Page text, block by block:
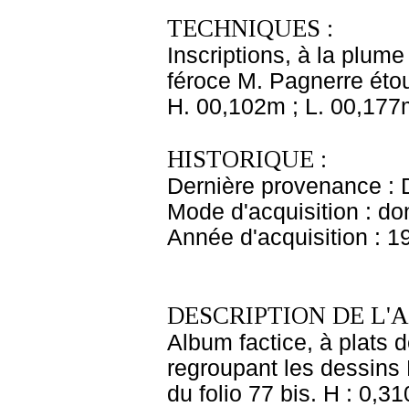
TECHNIQUES :
Inscriptions, à la
féroce M. Pagnerre
H. 00,102m ; L.
HISTORIQUE :
Dernière provenance :
Mode d'acquisition :
Année d'acquisition :
DESCRIPTION DE
Album factice, à plats
regroupant les
du folio 77 bis. H :